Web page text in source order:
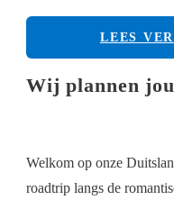
LEES
Wij plannen
Welkom op onze
roadtrip langs de